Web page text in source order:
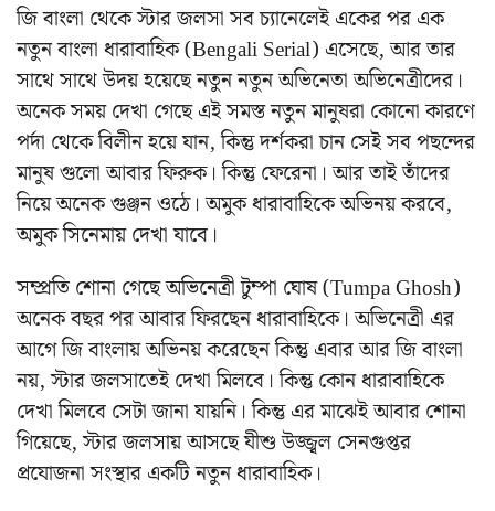
জি বাংলা থেকে স্টার জলসা সব চ্যানেলেই একের পর এক
নতুন বাংলা ধারাবাহিক (Bengali Serial) এসেছে, আর তার
সাথে সাথে উদয় হয়েছে নতুন নতুন অভিনেতা অভিনেত্রীদের।
অনেক সময় দেখা গেছে এই সমস্ত নতুন মানুষরা কোনো কারণে
পর্দা থেকে বিলীন হয়ে যান, কিন্তু দর্শকরা চান সেই সব পছন্দের
মানুষ গুলো আবার ফিরুক। কিন্তু ফেরেনা। আর তাই তাঁদের
নিয়ে অনেক গুঞ্জন ওঠে। অমুক ধারাবাহিকে অভিনয় করবে,
অমুক সিনেমায় দেখা যাবে।
সম্প্রতি শোনা গেছে অভিনেত্রী টুম্পা ঘোষ (Tumpa Ghosh)
অনেক বছর পর আবার ফিরছেন ধারাবাহিকে। অভিনেত্রী এর
আগে জি বাংলায় অভিনয় করেছেন কিন্তু এবার আর জি বাংলা
নয়, স্টার জলসাতেই দেখা মিলবে। কিন্তু কোন ধারাবাহিকে
দেখা মিলবে সেটা জানা যায়নি। কিন্তু এর মাঝেই আবার শোনা
গিয়েছে, স্টার জলসায় আসছে যীশু উজ্জ্বল সেনগুপ্তর
প্রযোজনা সংস্থার একটি নতুন ধারাবাহিক।